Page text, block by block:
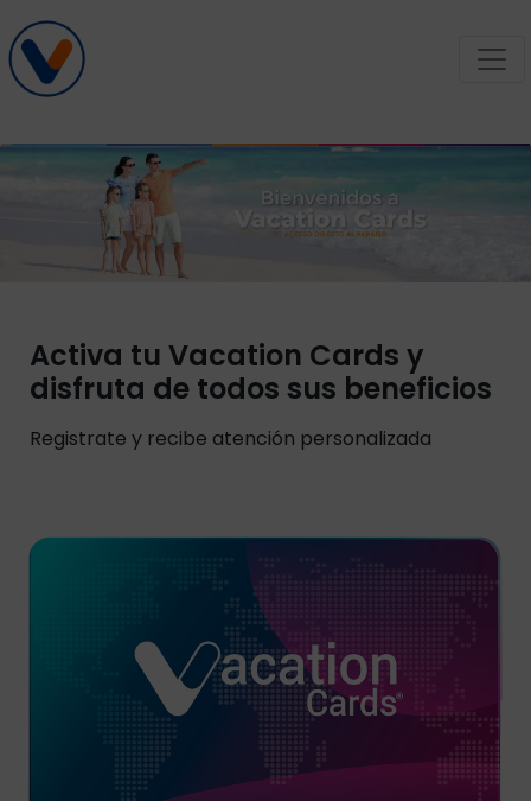
Activa tu Vacation Cards y
disfruta de todos sus beneficios
Registrate y recibe atención personalizada